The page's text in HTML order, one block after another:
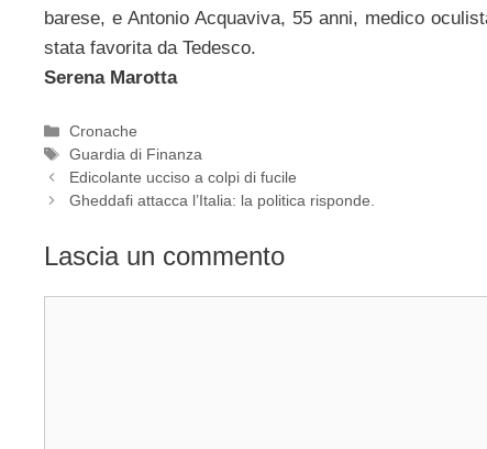
barese, e Antonio Acquaviva, 55 anni, medico
stata favorita da Tedesco.
Serena Marotta
Categorie
Cronache
Tag
Guardia di Finanza
Edicolante ucciso a colpi di fucile
Gheddafi attacca l’Italia: la politica risponde.
Lascia un commento